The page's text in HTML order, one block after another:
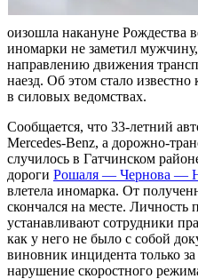
оизошла накануне Рождества
иномарки не заметил
направлению движения
наезд. Об этом стало
в силовых ведомствах.
Сообщается, что 33-летний
Mercedes-Benz, а дорожно-
случилось в Гатчинском
дороги Рошаля — Чернова —
влетела иномарка. От
скончался на месте. Личность
устанавливают сотрудники
как у него не было с собой
виновник инцидента только
нарушение скоростного